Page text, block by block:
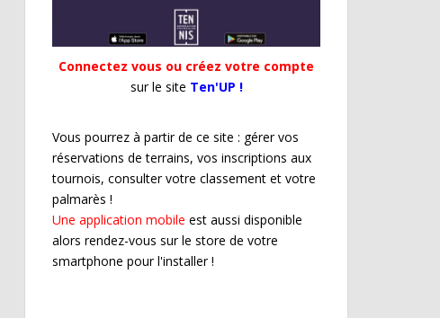
Connectez vous ou créez votre compte
sur le site Ten'UP !
Vous pourrez à partir de ce site : gérer vos
réservations de terrains, vos inscriptions aux
tournois, consulter votre classement et votre
palmarès !
Une application mobile est aussi disponible
alors rendez-vous sur le store de votre
smartphone pour l'installer !